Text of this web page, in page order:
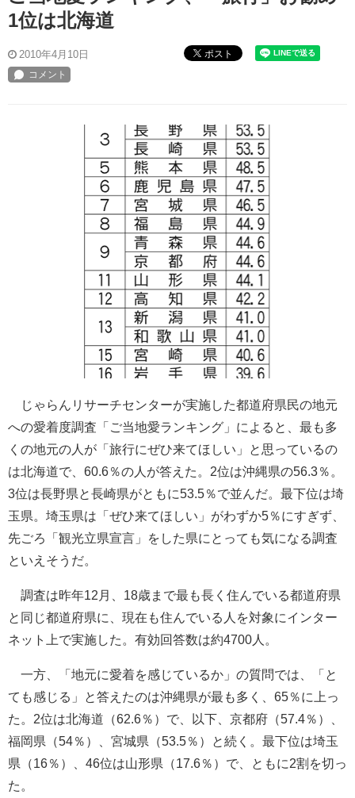
1位は北海道
2010年4月10日 ポスト
じゃらんリサーチセンターが実施した都道府県民の地元
への愛着度調査「ご当地愛ランキング」によると、最も多
くの地元の人が「旅行にぜひ来てほしい」と思っているの
は北海道で、60.6％の人が答えた。2位は沖縄県の56.3％。
3位は長野県と長崎県がともに53.5％で並んだ。最下位は埼
玉県。埼玉県は「ぜひ来てほしい」がわずか5％にすぎず、
先ごろ「観光立県宣言」をした県にとっても気になる調査
といえそうだ。
調査は昨年12月、18歳まで最も長く住んでいる都道府県
と同じ都道府県に、現在も住んでいる人を対象にインター
ネット上で実施した。有効回答数は約4700人。
一方、「地元に愛着を感じているか」の質問では、「と
ても感じる」と答えたのは沖縄県が最も多く、65％に上っ
た。2位は北海道（62.6％）で、以下、京都府（57.4％）、
福岡県（54％）、宮城県（53.5％）と続く。最下位は埼玉
県（16％）、46位は山形県（17.6％）で、ともに2割を切っ
た。